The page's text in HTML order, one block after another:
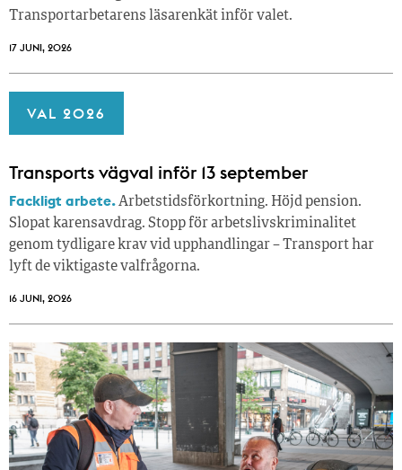
Transportarbetarens läsar­enkät inför valet.
17 JUNI, 2026
VAL 2026
Transports vägval inför 13 september
Fackligt arbete.Arbetstidsförkortning. Höjd pension.
Slopat karensavdrag. Stopp för arbetslivskriminalitet
genom tydligare krav vid upphandlingar – Transport har
lyft de viktigaste valfrågorna.
16 JUNI, 2026